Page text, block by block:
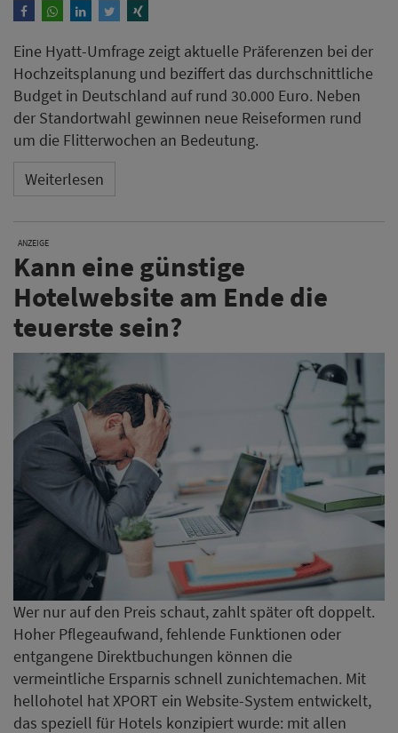
Kann eine günstige
Hotelwebsite am Ende die
teuerste sein?
Wer nur auf den Preis schaut, zahlt später oft doppelt.
Hoher Pflegeaufwand, fehlende Funktionen oder
entgangene Direktbuchungen können die
vermeintliche Ersparnis schnell zunichtemachen. Mit
hellohotel hat XPORT ein Website-System entwickelt,
das speziell für Hotels konzipiert wurde: mit allen
wichtigen Funktionen, einfacher Pflege und einem
fairen Preis-Leistungs-Verhältnis. Unser Preisrechner
liefert Ihnen in nur 60 Sekunden eine erste
Orientierung.
Jetzt erste Orientierung erhalten
Habyt startet mit Aparthotel
in Wien